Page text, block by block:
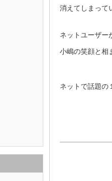
消えてしまって
ネットユーザー
小嶋の笑顔と相
ネットで話題の